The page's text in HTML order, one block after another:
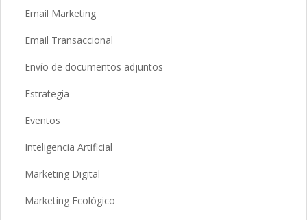
Email Marketing
Email Transaccional
Envío de documentos adjuntos
Estrategia
Eventos
Inteligencia Artificial
Marketing Digital
Marketing Ecológico